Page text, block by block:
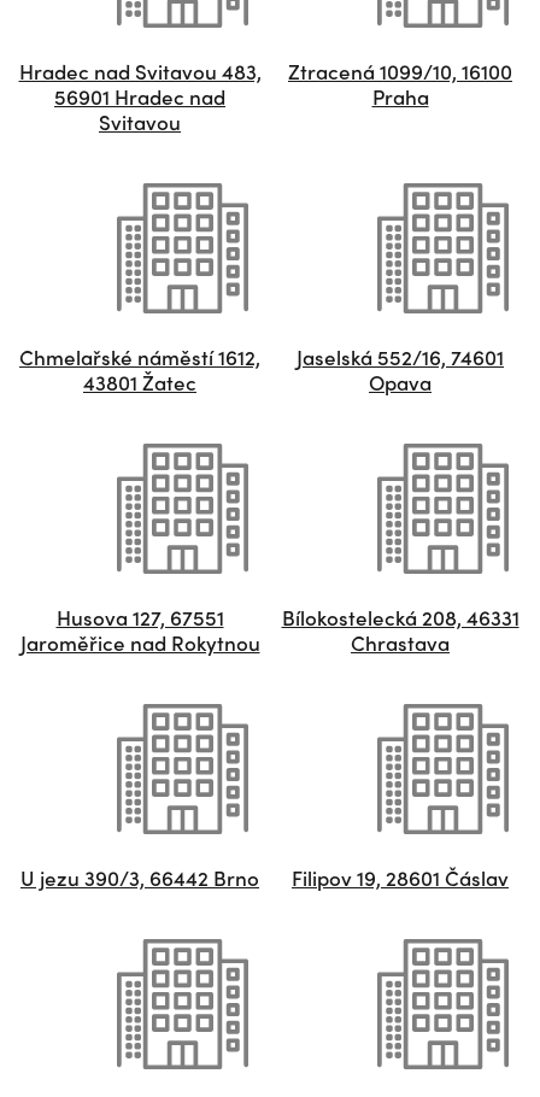
Hradec nad Svitavou 483,
56901 Hradec nad
Svitavou
Ztracená 1099/10, 16100
Praha
Chmelařské náměstí 1612,
43801 Žatec
Jaselská 552/16, 74601
Opava
Husova 127, 67551
Jaroměřice nad Rokytnou
Bílokostelecká 208, 46331
Chrastava
U jezu 390/3, 66442 Brno Filipov 19, 28601 Čáslav